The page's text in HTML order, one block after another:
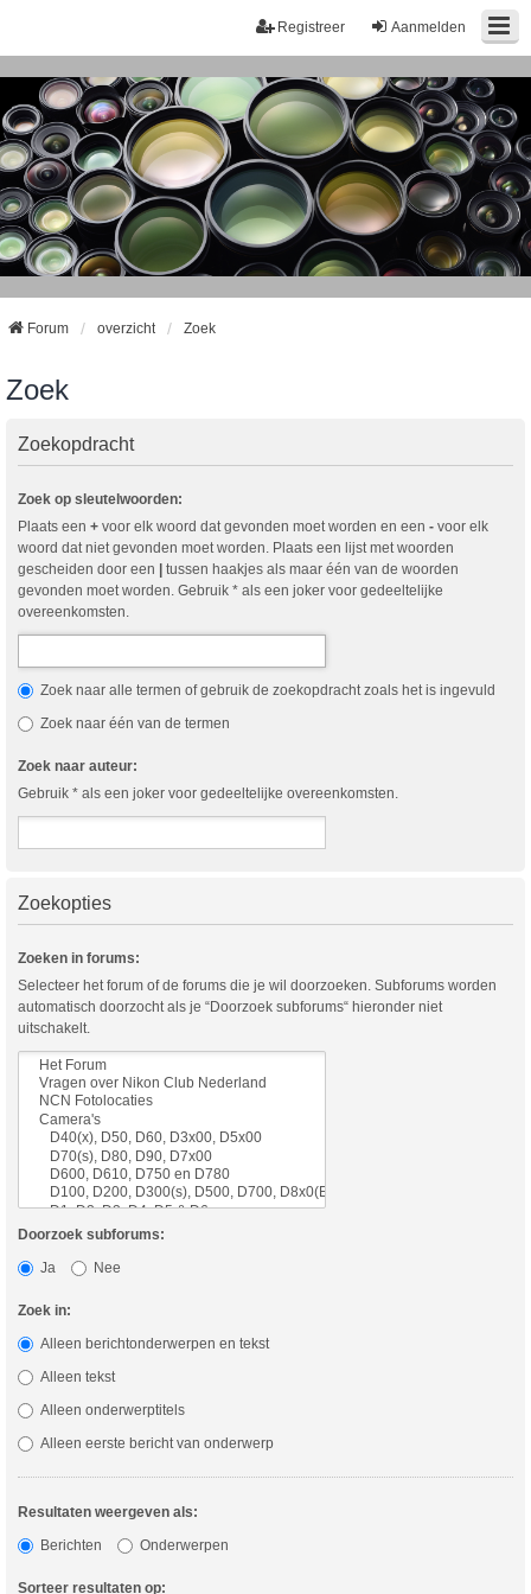
Aanmelden
Registreer
Forum overzicht Zoek
Zoek
Zoekopdracht
Zoek op sleutelwoorden:
Plaats een + voor elk woord dat gevonden moet worden en een - voor elk
woord dat niet gevonden moet worden. Plaats een lijst met woorden
gescheiden door een | tussen haakjes als maar één van de woorden
gevonden moet worden. Gebruik * als een joker voor gedeeltelijke
overeenkomsten.
Zoek naar alle termen of gebruik de zoekopdracht zoals het is ingevuld
Zoek naar één van de termen
Zoek naar auteur:
Gebruik * als een joker voor gedeeltelijke overeenkomsten.
Zoekopties
Zoeken in forums:
Selecteer het forum of de forums die je wil doorzoeken. Subforums worden
automatisch doorzocht als je “Doorzoek subforums“ hieronder niet
uitschakelt.
Doorzoek subforums:
Ja
Nee
Zoek in:
Alleen berichtonderwerpen en tekst
Alleen tekst
Alleen onderwerptitels
Alleen eerste bericht van onderwerp
Resultaten weergeven als:
Berichten
Onderwerpen
Sorteer resultaten op: